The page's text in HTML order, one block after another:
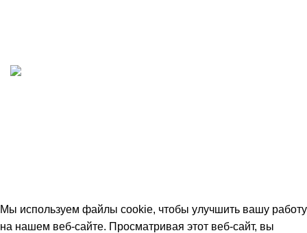
Мы используем файлы cookie, чтобы улучшить вашу работу
на нашем веб-сайте. Просматривая этот веб-сайт, вы